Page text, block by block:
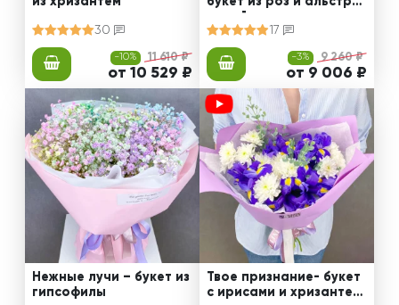
30
-10% 11 610 ₽
от 10 529 ₽
мерий
17
-3% 9 260 ₽
от 9 006 ₽
Нежные лучи – букет из
гипсофилы
Твое признание- букет
с ирисами и хризантем